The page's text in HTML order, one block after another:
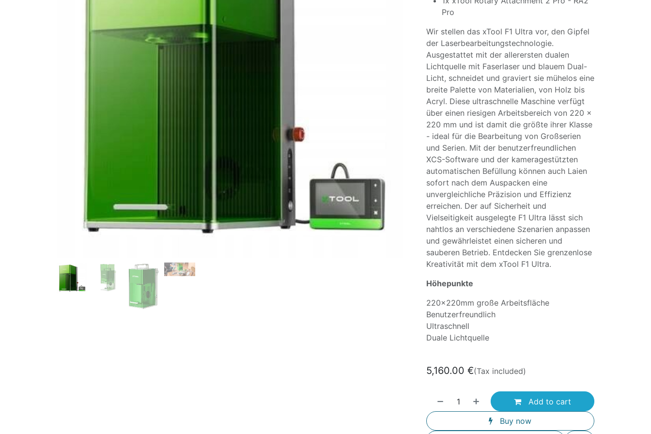
Pro
Wir stellen das xTool F1 Ultra vor, den Gipfel
der Laserbearbeitungstechnologie.
Ausgestattet mit der allerersten dualen
Lichtquelle mit Faserlaser und blauem Dual-
Licht, schneidet und graviert sie mühelos eine
breite Palette von Materialien, von Holz bis
Acryl. Diese ultraschnelle Maschine verfügt
über einen riesigen Arbeitsbereich von 220 x
220 mm und ist damit die größte ihrer Klasse
- ideal für die Bearbeitung von Großserien
und Serien. Mit der benutzerfreundlichen
XCS-Software und der kameragestützten
automatischen Befüllung können auch Laien
sofort nach dem Auspacken eine
unvergleichliche Präzision und Effizienz
erreichen. Der auf Sicherheit und
Vielseitigkeit ausgelegte F1 Ultra lässt sich
nahtlos an verschiedene Szenarien anpassen
und gewährleistet einen sicheren und
sauberen Betrieb. Entdecken Sie grenzenlose
Kreativität mit dem xTool F1 Ultra.
Höhepunkte
220x220mm große Arbeitsfläche
Benutzerfreundlich
Ultraschnell
Duale Lichtquelle
5,160.00 €(Tax included)
Add to cart
Buy now